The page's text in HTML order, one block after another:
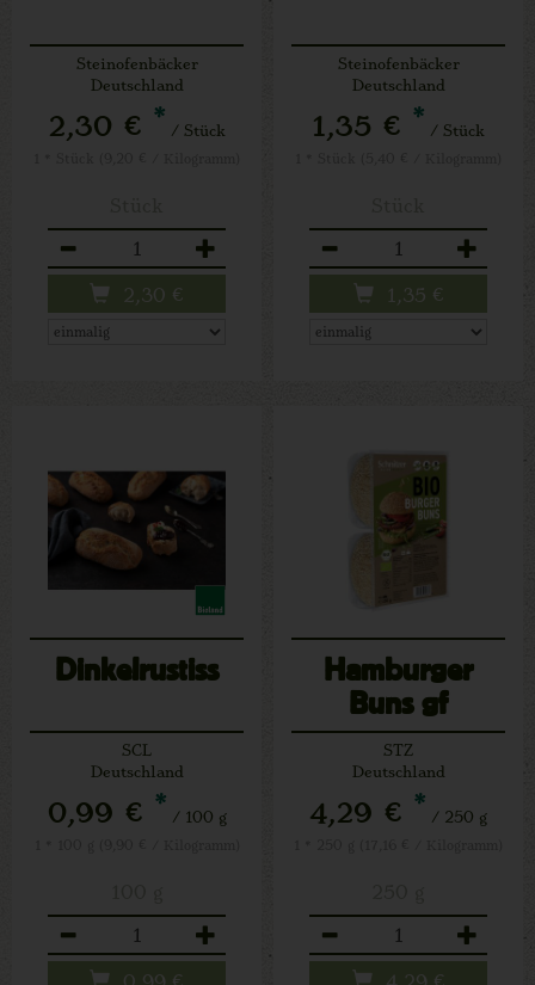
Steinofenbäcker
Deutschland
2,30 € * / Stück
2,30 €
Steinofenbäcker
Deutschland
1,35 € * / Stück
1,35 €
Dinkelrustiss
SCL
Deutschland
0,99 € * / 100 g
Hamburger
Buns gf
STZ
Deutschland
4,29 € * / 250 g